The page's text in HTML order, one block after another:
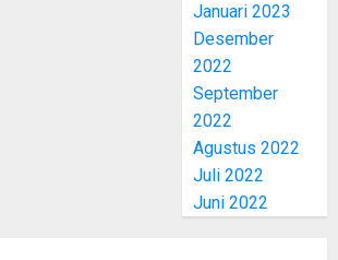
Januari 2023
Desember
2022
September
2022
Agustus 2022
Juli 2022
Juni 2022